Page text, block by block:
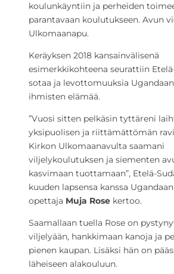
koulunkäyntiin ja perheiden
parantavaan koulutukseen. Avun
Ulkomaanapu.
Keräyksen 2018 kansainvälisenä
esimerkkikohteena seurattiin
sotaa ja levottomuuksia
ihmisten elämää.
”Vuosi sitten pelkäsin tyttäreni
yksipuolisen ja riittämättömän
Kirkon Ulkomaanavulta saamani
viljelykoulutuksen ja siementen
kasvimaan tuottamaan”, Etelä-
kuuden lapsensa kanssa
opettaja Muja Rose kertoo.
Saamallaan tuella Rose on
viljelyään, hankkimaan kanoja ja
pienen kaupan. Lisäksi hän on
läheiseen alakouluun.